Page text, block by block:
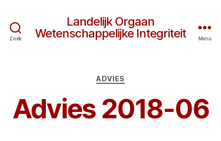
Zoek
Landelijk Orgaan
Wetenschappelijke Integriteit
Menu
Categorieën
ADVIES
Advies 2018-06